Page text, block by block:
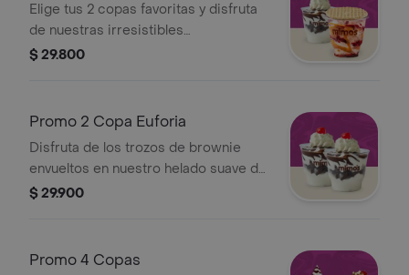
Elige tus 2 copas favoritas y disfruta
de nuestras irresistibles
combinaciones
$ 29.800
Promo 2 Copa Euforia
Disfruta de los trozos de brownie
envueltos en nuestro helado suave de
vainilla, con un toque de salsa de
$ 29.900
Promo 4 Copas